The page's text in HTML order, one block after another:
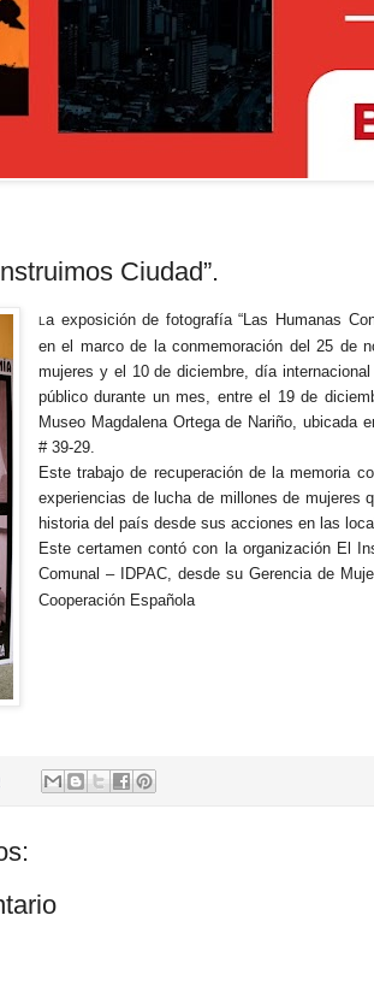
Ciudad”.
La exposición de fotografía “Las Humanas
en el marco de la conmemoración del 25 de
mujeres y el 10 de diciembre, día
público durante un mes, entre el 19 de
Museo Magdalena Ortega de Nariño, ubicada
# 39-29.
Este trabajo de recuperación de la memoria
experiencias de lucha de millones de mujeres
historia del país desde sus acciones en las
Este certamen contó con la organización El
Comunal – IDPAC, desde su Gerencia de
Cooperación Española